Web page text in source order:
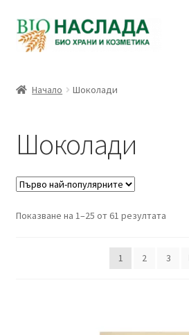
Skip
to
Skip
to
Плащане
Връзка с нас
Профил
Начало Шоколади
Шоколади
Показване на 1–25 от 61 резултатаSorted
1
2 3